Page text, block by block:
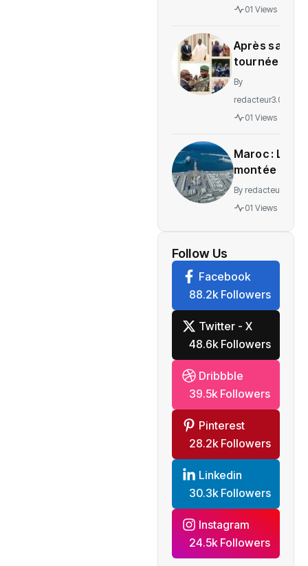
des
Ituri
01 Views
Après sa
tournée
régionale,
de
By
redacteur3.0
01 Views
Maroc : La
montée en
puissance
d’un
de
l’économie
mondiale
By redacteur3.0
01 Views
Follow Us
Facebook
88.2k Followers
Twitter - X
48.6k Followers
Dribbble
39.5k Followers
Pinterest
28.2k Followers
Linkedin
30.3k Followers
Instagram
24.5k Followers